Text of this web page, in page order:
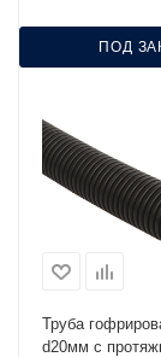
ПОД
Труба
d20мм с